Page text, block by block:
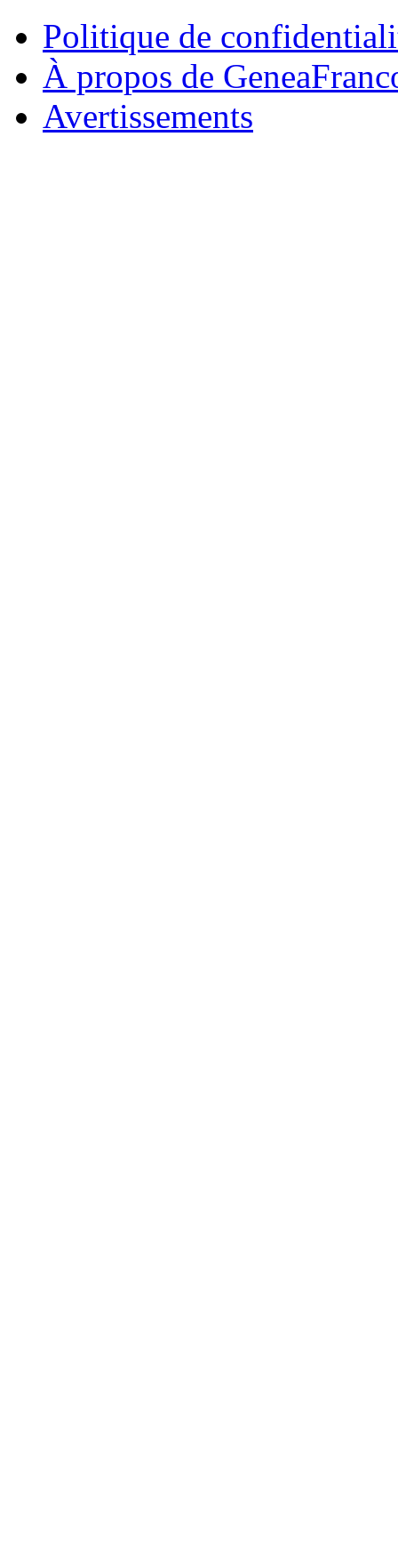
Politique de
À propos de
Avertissements